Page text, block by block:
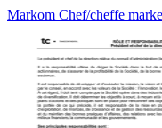
Markom Chef/cheffe